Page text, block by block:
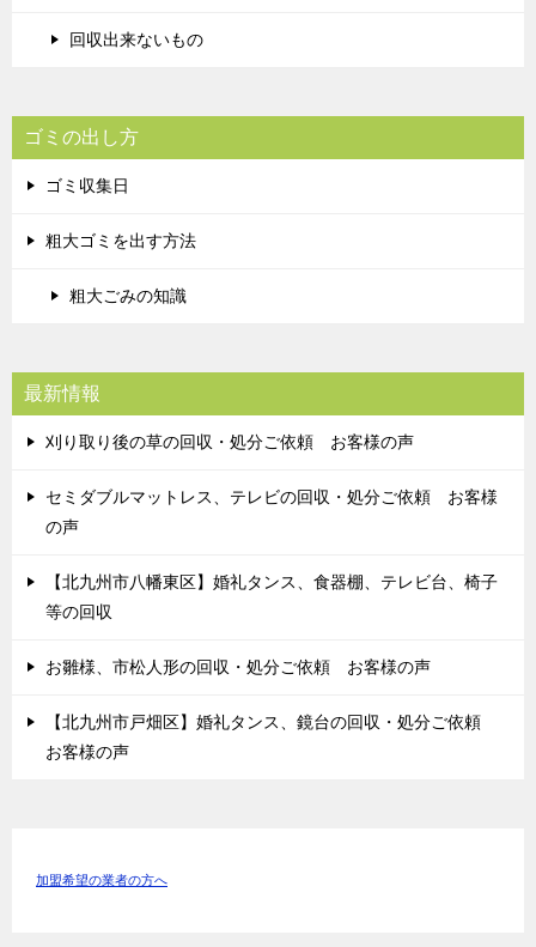
回収出来ないもの
ゴミの出し方
ゴミ収集日
粗大ゴミを出す方法
粗大ごみの知識
最新情報
刈り取り後の草の回収・処分ご依頼 お客様の声
セミダブルマットレス、テレビの回収・処分ご依頼 お客様
の声
【北九州市八幡東区】婚礼タンス、食器棚、テレビ台、椅子
等の回収
お雛様、市松人形の回収・処分ご依頼 お客様の声
【北九州市戸畑区】婚礼タンス、鏡台の回収・処分ご依頼
お客様の声
加盟希望の業者の方へ